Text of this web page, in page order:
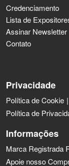
Credenciamento
Lista de
Assinar Newsletter
Contato
Privacidade
Política de Cookie
Política de
Informações
Marca Registrada
Apoie nosso